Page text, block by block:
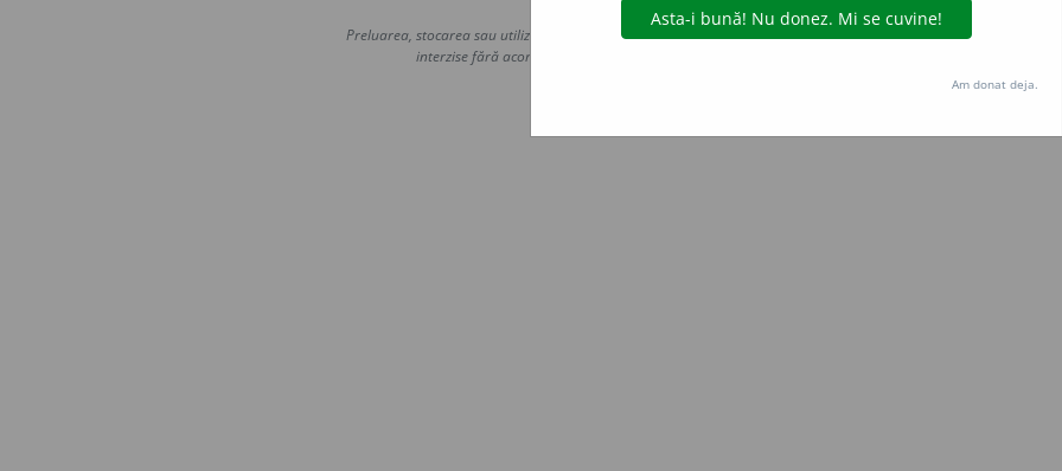
Copyright © 2004-2026 dexonline (https://dexonline.ro)
Preluarea, stocarea sau utilizarea datelor de pe acest site, inclusiv prin orice metode de extragere automată
interzise fără acordul nostru prealabil scris, cu excepția seturilor de date oferite oficial spre utilizare
Hosterion
Am donat deja.